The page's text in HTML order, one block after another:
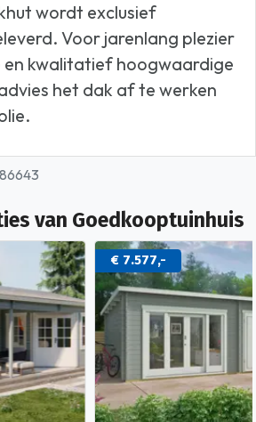
wordt exclusief
Voor jarenlang plezier
en kwalitatief hoogwaardige
het dak af te werken
van Goedkooptuinhuis
€ 7.577,-